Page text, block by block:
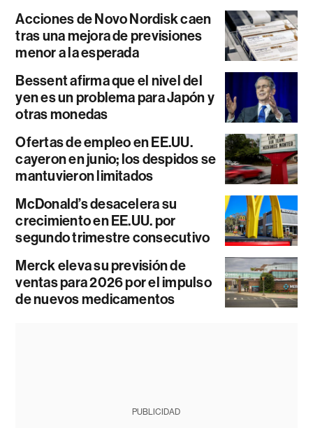
Acciones de Novo Nordisk caen
tras una mejora de previsiones
menor a la esperada
Bessent afirma que el nivel del
yen es un problema para Japón y
otras monedas
Ofertas de empleo en EE.UU.
cayeron en junio; los despidos se
mantuvieron limitados
McDonald’s desacelera su
crecimiento en EE.UU. por
segundo trimestre consecutivo
Merck eleva su previsión de
ventas para 2026 por el impulso
de nuevos medicamentos
PUBLICIDAD